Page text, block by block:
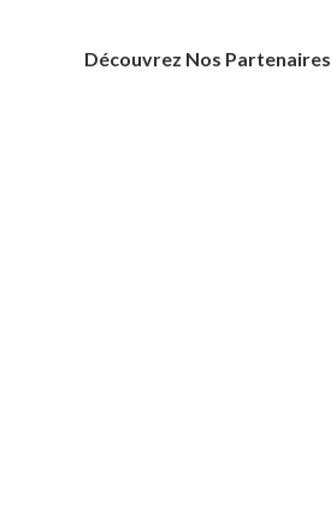
Découvrez Nos Partenaires